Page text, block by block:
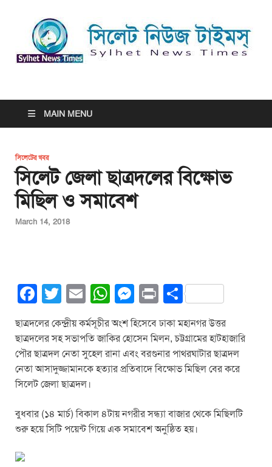
সিলেট নিউজ টাইমস্ | Sylhet
News Times
MAIN MENU
সিলেটের খবর
সিলেট জেলা ছাত্রদলের বিক্ষোভ
মিছিল ও সমাবেশ
March 14, 2018
F
c
e
b
o
o
k
T
wi
tt
er
E
m
ail
W
at
s
A
p
M
e
ss
e
n
er
Pr
in
t
S
h
ar
e
ছাত্রদলের কেন্দ্রীয় কর্মসূচীর অংশ হিসেবে ঢাকা মহানগর উত্তর
ছাত্রদলের সহ সভাপতি জাকির হোসেন মিলন, চট্টগ্রামের হাটহাজারি
পৌর ছাত্রদল নেতা সুহেল রানা এবং বরগুনার পাথরঘাটার ছাত্রদল
নেতা আসাদুজ্জামানকে হত্যার প্রতিবাদে বিক্ষোভ মিছিল বের করে
সিলেট জেলা ছাত্রদল।
বুধবার (১৪ মার্চ) বিকাল ৪টায় নগরীর সন্ধ্যা বাজার থেকে মিছিলটি
শুরু হয়ে সিটি পয়েন্ট গিয়ে এক সমাবেশ অনুষ্ঠিত হয়।